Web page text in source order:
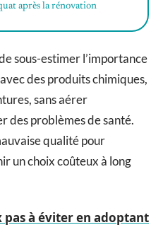
après la rénovation
sous-estimer l’importance
des produits chimiques,
sans aérer
des problèmes de santé.
qualité pour
un choix coûteux à long
pas à éviter en adoptant